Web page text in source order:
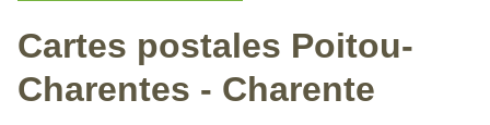
Région de France
Cartes postales Poitou-
Charentes - Charente